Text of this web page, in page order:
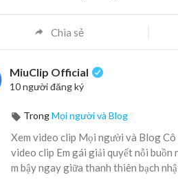
Chia sẻ
MiuClip Official
10 người đăng ký
TrongMọi người và Blog
Xem video clip Mọi người và Blog
video clip Em gái giải quyết nỗi
m bậy ngay giữa thanh thiên bạch